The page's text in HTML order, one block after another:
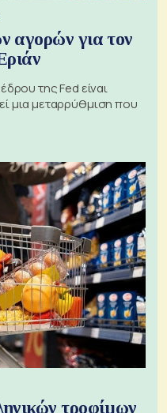
αγορών για τον
της Fed είναι
μια μεταρρύθμιση που
τροφίμων